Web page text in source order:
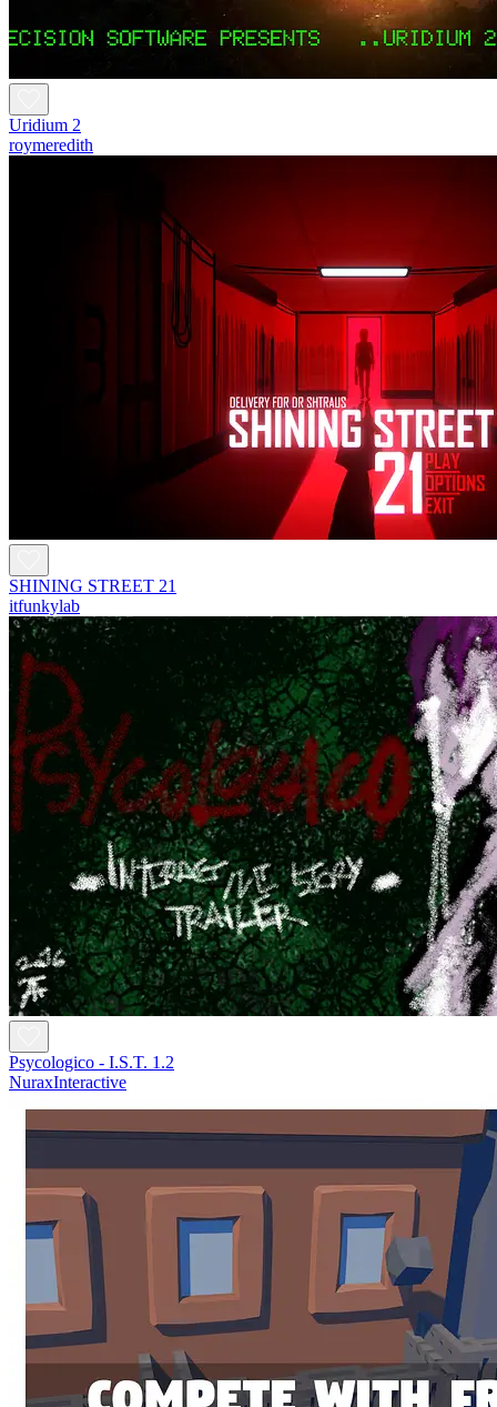
Uridium 2
roymeredith
SHINING STREET 21
itfunkylab
Psycologico - I.S.T. 1.2
NuraxInteractive